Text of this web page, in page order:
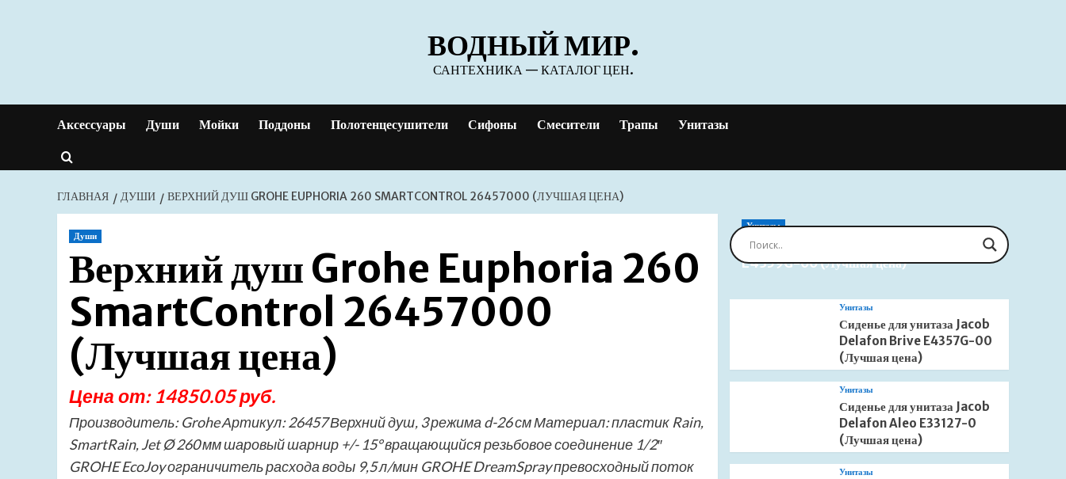
ВОДНЫЙ МИР.
САНТЕХНИКА — КАТАЛОГ ЦЕН.
Аксессуары Души Мойки Поддоны Полотенцесушители Сифоны Смесители Трапы Унитазы
ГЛАВНАЯ ДУШИ ВЕРХНИЙ ДУШ GROHE EUPHORIA 260 SMARTCONTROL 26457000 (ЛУЧШАЯ ЦЕНА)
Души
Верхний душ Grohe Euphoria 260
SmartControl 26457000
(Лучшая цена)
Цена от: 14850.05 руб.
Производитель: Grohe Артикул: 26457 Верхний душ, 3 режима d-26 см Материал: пластик Rain,
SmartRain, Jet Ø 260 мм шаровый шарнир +/- 15° вращающийся резьбовое соединение 1/2″
GROHE EcoJoy ограничитель расхода воды 9,5 л/мин GROHE DreamSpray превосходный поток
Унитазы
Сиденье для унитаза Jacob Delafon Brive
E4359G-00 (Лучшая цена)
Унитазы
Сиденье для унитаза Jacob
Delafon Brive E4357G-00
(Лучшая цена)
Унитазы
Сиденье для унитаза Jacob
Delafon Aleo E33127-0
(Лучшая цена)
Унитазы